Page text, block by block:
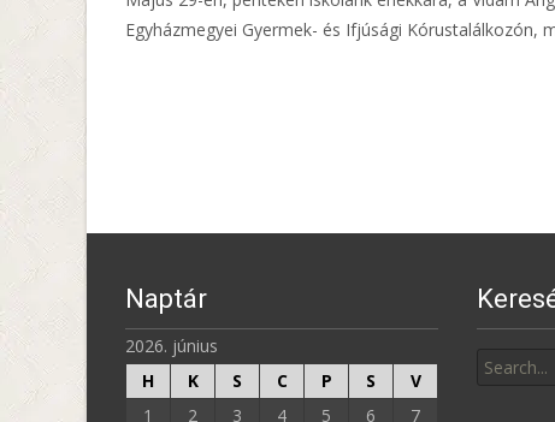
Egyházmegyei Gyermek- és Ifjúsági Kórustalálkozón,
Naptár
2026. június
H
K S C P S
V
1
2 3 4 5 6 7
for: